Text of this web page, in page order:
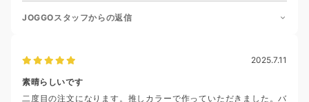
JOGGOスタッフからの返信
2025.7.11
素晴らしいです
二度目の注文になります。推しカラーで作っていただきました。バ